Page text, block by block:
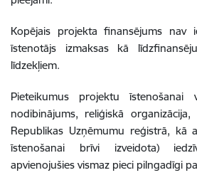
Kopējais projekta finansējums nav
īstenotājs izmaksas kā
līdzekļiem.
Pieteikumus projektu īstenošanai
nodibinājums, reliģiskā
Republikas Uzņēmumu reģistrā, kā
īstenošanai brīvi izveidota)
apvienojušies vismaz pieci pilngadīgi